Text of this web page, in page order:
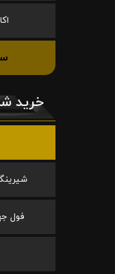
اکانت
خرید
فول